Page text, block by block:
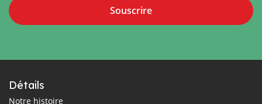
Souscrire
Détails
Notre histoire